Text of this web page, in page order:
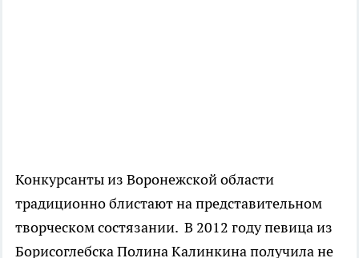
Конкурсанты из Воронежской области
традиционно блистают на представительном
творческом состязании. В 2012 году певица из
Борисоглебска Полина Калинкина получила не